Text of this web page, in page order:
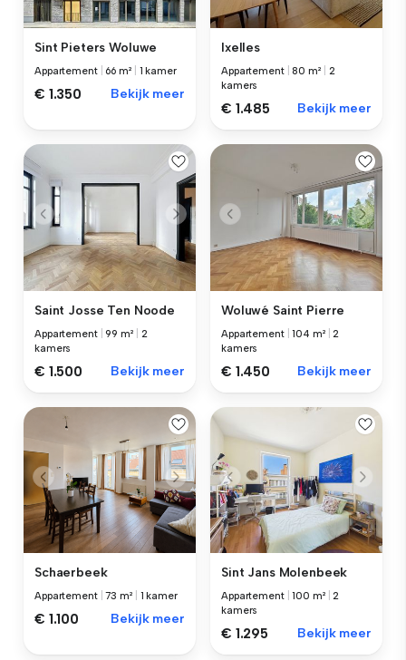
Sint Pieters Woluwe
Appartement 66 m² 1 kamer
€ 1.350 Bekijk meer
Ixelles
Appartement |80 m²
2
kamers
€ 1.485 Bekijk meer
Saint Josse Ten Noode
Appartement |99 m²
2
kamers
€ 1.500 Bekijk meer
Woluwé Saint Pierre
Appartement |104 m² |2
kamers
€ 1.450 Bekijk meer
Schaerbeek
Appartement |73 m² 1 kamer
€ 1.100 Bekijk meer
Sint Jans Molenbeek
Appartement |100 m² |2
kamers
€ 1.295 Bekijk meer